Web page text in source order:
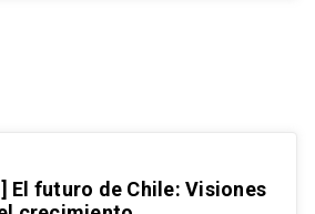
El futuro de Chile: Visiones